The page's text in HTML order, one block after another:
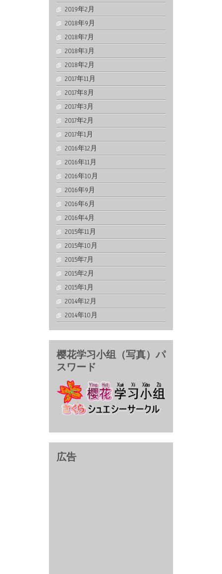
2019年2月
2018年9月
2018年7月
2018年3月
2018年2月
2017年11月
2017年8月
2017年3月
2017年2月
2017年1月
2016年12月
2016年11月
2016年10月
2016年9月
2016年6月
2016年4月
2015年11月
2015年10月
2015年7月
2015年2月
2015年1月
2014年12月
2014年10月
樱花学习小组（写真）パ
スワード
広告